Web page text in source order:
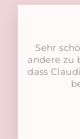
Sehr
andere zu
dass